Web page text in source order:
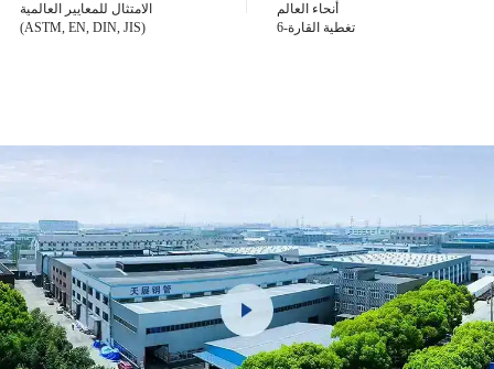
الامتثال للمعايير العالمية
(ASTM, EN, DIN, JIS)
أنحاء العالم
6-تغطية القارة